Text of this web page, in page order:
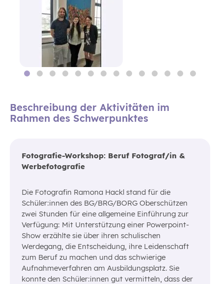
Beschreibung der Aktivitäten im
Rahmen des Schwerpunktes
Fotografie-Workshop: Beruf Fotograf/in &
Werbefotografie
Die Fotografin Ramona Hackl stand für die
Schüler:innen des BG/BRG/BORG Oberschützen
zwei Stunden für eine allgemeine Einführung zur
Verfügung: Mit Unterstützung einer Powerpoint-
Show erzählte sie über ihren schulischen
Werdegang, die Entscheidung, ihre Leidenschaft
zum Beruf zu machen und das schwierige
Aufnahmeverfahren am Ausbildungsplatz. Sie
konnte den Schüler:innen gut vermitteln, dass der